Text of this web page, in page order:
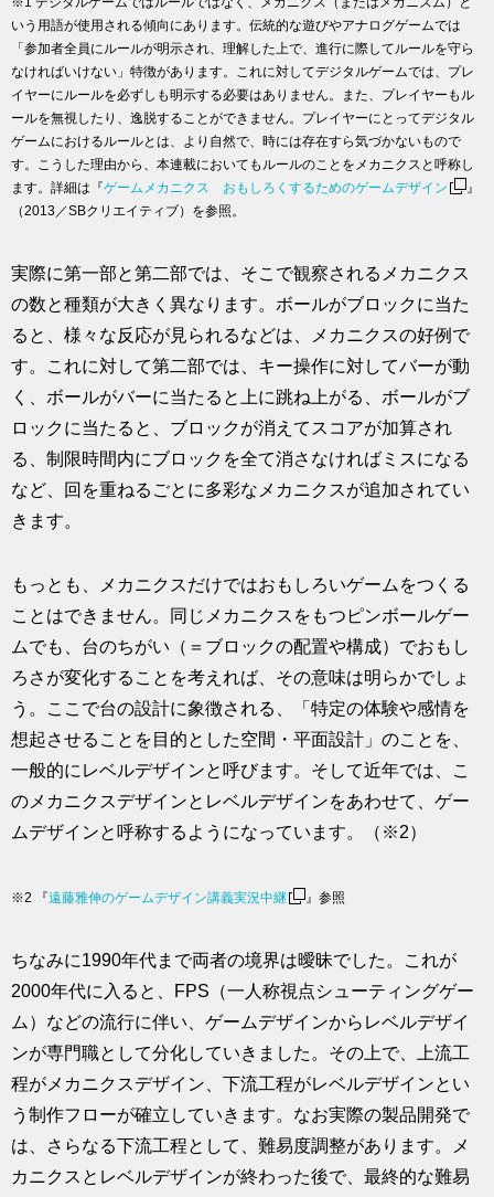
いう用語が使用される傾向にあります。伝統的な遊びやアナログゲームでは
「参加者全員にルールが明示され、理解した上で、進行に際してルールを守ら
なければいけない」特徴があります。これに対してデジタルゲームでは、プレ
イヤーにルールを必ずしも明示する必要はありません。また、プレイヤーもル
ールを無視したり、逸脱することができません。プレイヤーにとってデジタル
ゲームにおけるルールとは、より自然で、時には存在すら気づかないもので
す。こうした理由から、本連載においてもルールのことをメカニクスと呼称し
ます。詳細は『ゲームメカニクス おもしろくするためのゲームデザイン
』
（2013／SBクリエイティブ）を参照。
実際に第一部と第二部では、そこで観察されるメカニクス
の数と種類が大きく異なります。ボールがブロックに当た
ると、様々な反応が見られるなどは、メカニクスの好例で
す。これに対して第二部では、キー操作に対してバーが動
く、ボールがバーに当たると上に跳ね上がる、ボールがブ
ロックに当たると、ブロックが消えてスコアが加算され
る、制限時間内にブロックを全て消さなければミスになる
など、回を重ねるごとに多彩なメカニクスが追加されてい
きます。
もっとも、メカニクスだけではおもしろいゲームをつくる
ことはできません。同じメカニクスをもつピンボールゲー
ムでも、台のちがい（＝ブロックの配置や構成）でおもし
ろさが変化することを考えれば、その意味は明らかでしょ
う。ここで台の設計に象徴される、「特定の体験や感情を
想起させることを目的とした空間・平面設計」のことを、
一般的にレベルデザインと呼びます。そして近年では、こ
のメカニクスデザインとレベルデザインをあわせて、ゲー
ムデザインと呼称するようになっています。（※2）
※2 『遠藤雅伸のゲームデザイン講義実況中継 』参照
ちなみに1990年代まで両者の境界は曖昧でした。これが
2000年代に入ると、FPS（一人称視点シューティングゲー
ム）などの流行に伴い、ゲームデザインからレベルデザイ
ンが専門職として分化していきました。その上で、上流工
程がメカニクスデザイン、下流工程がレベルデザインとい
う制作フローが確立していきます。なお実際の製品開発で
は、さらなる下流工程として、難易度調整があります。メ
カニクスとレベルデザインが終わった後で、最終的な難易